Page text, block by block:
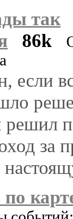
так
86k
если
решил
за